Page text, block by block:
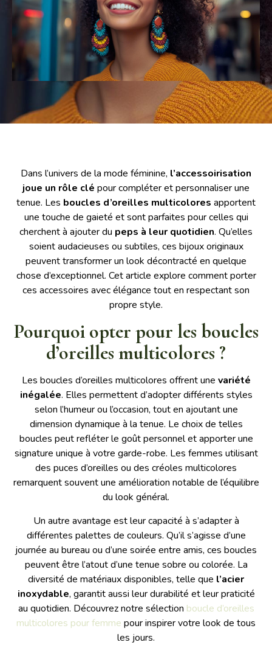
Dans l’univers de la mode féminine, l’accessoirisation
joue un rôle clé pour compléter et personnaliser une
tenue. Les boucles d’oreilles multicolores apportent
une touche de gaieté et sont parfaites pour celles qui
cherchent à ajouter du peps à leur quotidien. Qu’elles
soient audacieuses ou subtiles, ces bijoux originaux
peuvent transformer un look décontracté en quelque
chose d’exceptionnel. Cet article explore comment porter
ces accessoires avec élégance tout en respectant son
propre style.
Pourquoi opter pour les boucles
d’oreilles multicolores ?
Les boucles d’oreilles multicolores offrent une variété
inégalée. Elles permettent d’adopter différents styles
selon l’humeur ou l’occasion, tout en ajoutant une
dimension dynamique à la tenue. Le choix de telles
boucles peut refléter le goût personnel et apporter une
signature unique à votre garde-robe. Les femmes utilisant
des puces d’oreilles ou des créoles multicolores
remarquent souvent une amélioration notable de l’équilibre
du look général.
Un autre avantage est leur capacité à s’adapter à
différentes palettes de couleurs. Qu’il s’agisse d’une
journée au bureau ou d’une soirée entre amis, ces boucles
peuvent être l’atout d’une tenue sobre ou colorée. La
diversité de matériaux disponibles, telle que l’acier
inoxydable, garantit aussi leur durabilité et leur praticité
au quotidien. Découvrez notre sélection boucle d’oreilles
multicolores pour femme pour inspirer votre look de tous
les jours.